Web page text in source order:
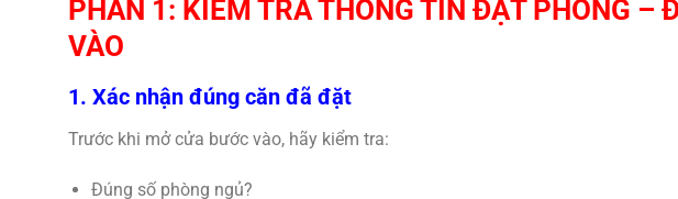
PHẦN 1: KIỂM TRA THÔNG TIN ĐẶT PHÒNG –
VÀO
1. Xác nhận đúng căn đã đặt
Trước khi mở cửa bước vào, hãy kiểm tra:
Đúng số phòng ngủ?